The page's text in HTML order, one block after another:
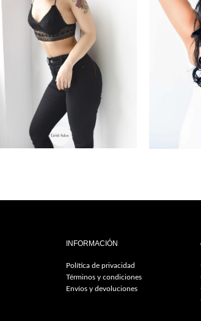
INFORMACIÓN
Política de privacidad
Términos y condiciones
Envíos y devoluciones